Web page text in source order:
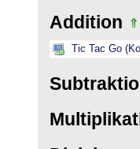
Addition
Tic Tac Go